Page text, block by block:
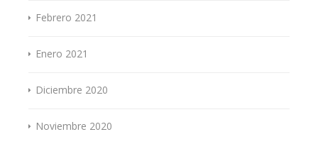
Febrero 2021
Enero 2021
Diciembre 2020
Noviembre 2020